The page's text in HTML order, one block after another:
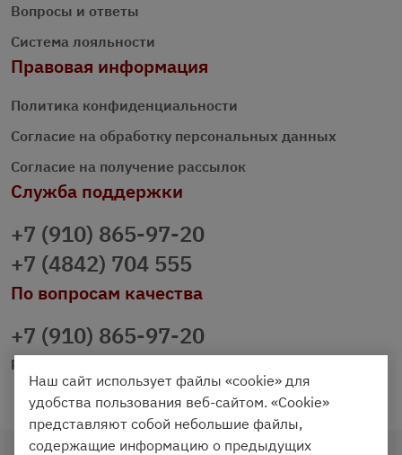
Вопросы и ответы
Система лояльности
Правовая информация
Политика конфиденциальности
Согласие на обработку персональных данных
Согласие на получение рассылок
Служба поддержки
+7 (910) 865-97-20
+7 (4842) 704 555
По вопросам качества
+7 (910) 865-97-20
prazdnichniy40@palmi.ru
Наш сайт использует файлы «cookie» для
удобства пользования веб-сайтом. «Cookie»
представляют собой небольшие файлы,
содержащие информацию о предыдущих